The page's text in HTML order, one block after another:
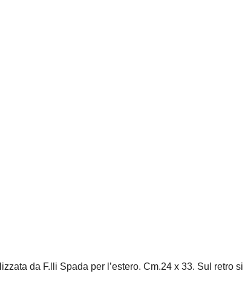
da F.lli Spada per l’estero. Cm.24 x 33. Sul retro si